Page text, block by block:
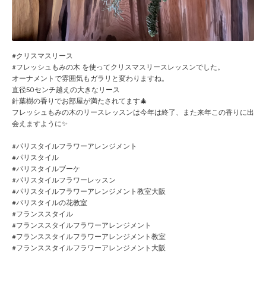
#クリスマスリース
#フレッシュもみの木 を使ってクリスマスリースレッスンでした。
オーナメントで雰囲気もガラリと変わりますね。
直径50センチ越えの大きなリース
針葉樹の香りでお部屋が満たされてます🎄
フレッシュもみの木のリースレッスンは今年は終了、また来年この香りに出
会えますように✨
#パリスタイルフラワーアレンジメント
#パリスタイル
#パリスタイルブーケ
#パリスタイルフラワーレッスン
#パリスタイルフラワーアレンジメント教室大阪
#パリスタイルの花教室
#フランススタイル
#フランススタイルフラワーアレンジメント
#フランススタイルフラワーアレンジメント教室
#フランススタイルフラワーアレンジメント大阪